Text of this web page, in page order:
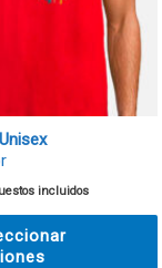
incluidos